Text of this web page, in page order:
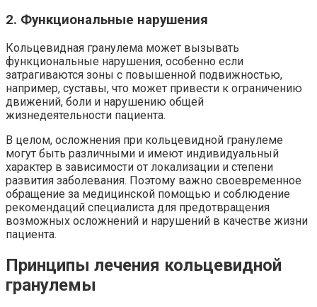
2. Функциональные нарушения
Кольцевидная гранулема может вызывать
функциональные нарушения, особенно если
затрагиваются зоны с повышенной подвижностью,
например, суставы, что может привести к ограничению
движений, боли и нарушению общей
жизнедеятельности пациента.
В целом, осложнения при кольцевидной гранулеме
могут быть различными и имеют индивидуальный
характер в зависимости от локализации и степени
развития заболевания. Поэтому важно своевременное
обращение за медицинской помощью и соблюдение
рекомендаций специалиста для предотвращения
возможных осложнений и нарушений в качестве жизни
пациента.
Принципы лечения кольцевидной
гранулемы